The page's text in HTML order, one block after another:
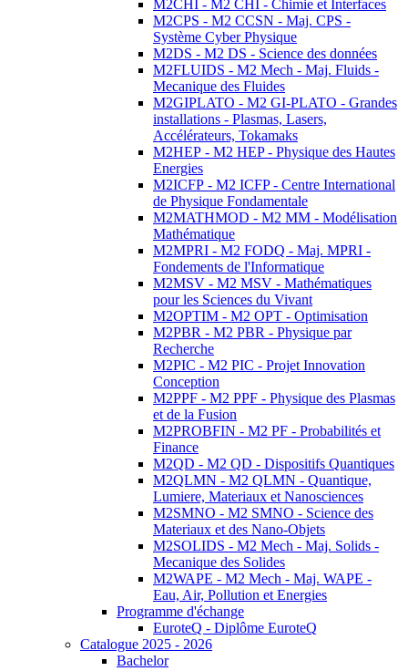
M2CHI - M2 CHI - Chimie et Interfaces
M2CPS - M2 CCSN - Maj. CPS -
Système Cyber Physique
M2DS - M2 DS - Science des données
M2FLUIDS - M2 Mech - Maj. Fluids -
Mecanique des Fluides
M2GIPLATO - M2 GI-PLATO - Grandes
installations - Plasmas, Lasers,
Accélérateurs, Tokamaks
M2HEP - M2 HEP - Physique des Hautes
Energies
M2ICFP - M2 ICFP - Centre International
de Physique Fondamentale
M2MATHMOD - M2 MM - Modélisation
Mathématique
M2MPRI - M2 FODQ - Maj. MPRI -
Fondements de l'Informatique
M2MSV - M2 MSV - Mathématiques
pour les Sciences du Vivant
M2OPTIM - M2 OPT - Optimisation
M2PBR - M2 PBR - Physique par
Recherche
M2PIC - M2 PIC - Projet Innovation
Conception
M2PPF - M2 PPF - Physique des Plasmas
et de la Fusion
M2PROBFIN - M2 PF - Probabilités et
Finance
M2QD - M2 QD - Dispositifs Quantiques
M2QLMN - M2 QLMN - Quantique,
Lumiere, Materiaux et Nanosciences
M2SMNO - M2 SMNO - Science des
Materiaux et des Nano-Objets
M2SOLIDS - M2 Mech - Maj. Solids -
Mecanique des Solides
M2WAPE - M2 Mech - Maj. WAPE -
Eau, Air, Pollution et Energies
Programme d'échange
EuroteQ - Diplôme EuroteQ
Catalogue 2025 - 2026
Bachelor